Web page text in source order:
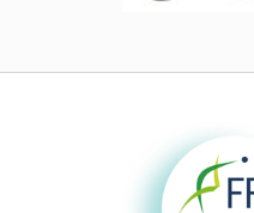
Fondation pour la
recherche sur la
biodiversité